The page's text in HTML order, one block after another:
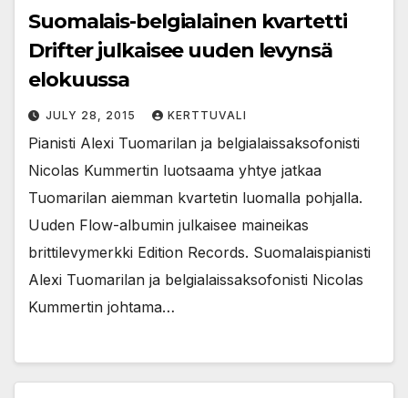
Suomalais-belgialainen kvartetti
Drifter julkaisee uuden levynsä
elokuussa
JULY 28, 2015 KERTTUVALI
Pianisti Alexi Tuomarilan ja belgialaissaksofonisti
Nicolas Kummertin luotsaama yhtye jatkaa
Tuomarilan aiemman kvartetin luomalla pohjalla.
Uuden Flow-albumin julkaisee maineikas
brittilevymerkki Edition Records. Suomalaispianisti
Alexi Tuomarilan ja belgialaissaksofonisti Nicolas
Kummertin johtama…